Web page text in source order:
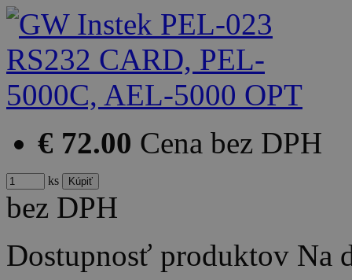
€ 72.00 Cena bez DPH
ks
bez DPH
Dostupnosť produktov Na